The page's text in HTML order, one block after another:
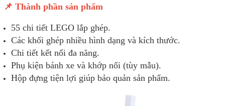
📌 Thành phần sản phẩm
55 chi tiết LEGO lắp ghép.
Các khối ghép nhiều hình dạng và kích thước.
Chi tiết kết nối đa năng.
Phụ kiện bánh xe và khớp nối (tùy mẫu).
Hộp đựng tiện lợi giúp bảo quản sản phẩm.